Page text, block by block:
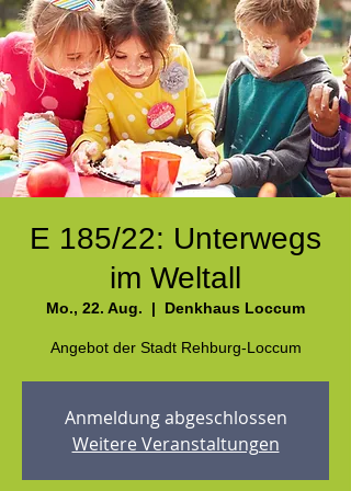
E 185/22: Unterwegs
im Weltall
Mo., 22. Aug.
  |
Denkhaus Loccum
Angebot der Stadt Rehburg-Loccum
Anmeldung abgeschlossen
Weitere Veranstaltungen